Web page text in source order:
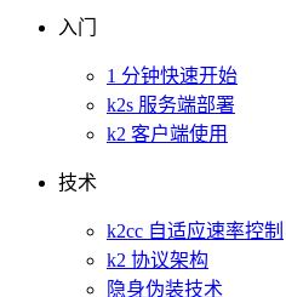
入门
1 分钟快速开始
k2s 服务端部署
k2 客户端使用
技术
k2cc 自适应速率控制
k2 协议架构
隐身伪装技术